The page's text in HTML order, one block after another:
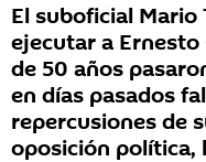
El suboficial
ejecutar a Ernesto
de 50 años
en días pasados
repercusiones de
oposición política,